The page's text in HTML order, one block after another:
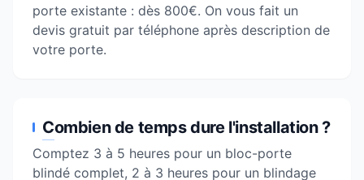
porte existante : dès 800€. On vous fait un
devis gratuit par téléphone après description de
votre porte.
Combien de temps dure l'installation ?
Comptez 3 à 5 heures pour un bloc-porte
blindé complet, 2 à 3 heures pour un blindage